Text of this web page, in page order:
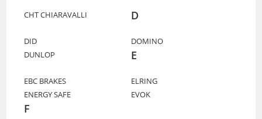
CHT CHIARAVALLI D
DID
DOMINO
DUNLOP
E
EBC BRAKES
ELRING
ENERGY SAFE
EVOK
F